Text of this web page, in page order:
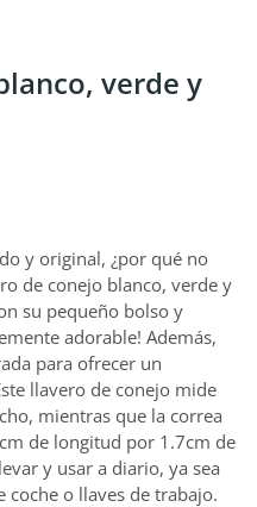
verde y
y original, ¿por qué no
de conejo blanco, verde y
su pequeño bolso y
adorable! Además,
para ofrecer un
llavero de conejo mide
mientras que la correa
de longitud por 1.7cm de
y usar a diario, ya sea
coche o llaves de trabajo.